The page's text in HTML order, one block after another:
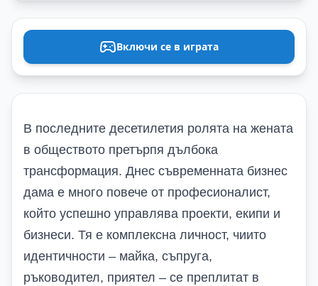
Включи се в играта
В последните десетилетия ролята на жената
в обществото претърпя дълбока
трансформация. Днес съвременната бизнес
дама е много повече от професионалист,
който успешно управлява проекти, екипи и
бизнеси. Тя е комплексна личност, чиито
идентичности – майка, съпруга,
ръководител, приятел – се преплитат в